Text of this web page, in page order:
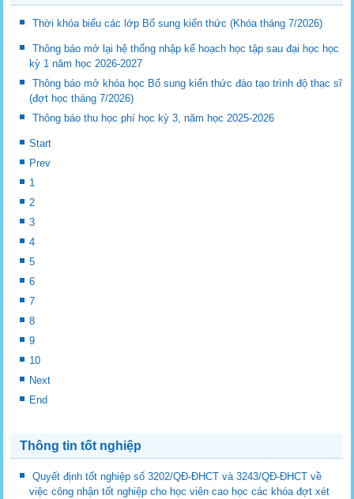
Thời khóa biểu các lớp Bổ sung kiến thức (Khóa tháng 7/2026)
Thông báo mở lại hệ thống nhập kế hoạch học tập sau đại học học
kỳ 1 năm học 2026-2027
Thông báo mở khóa học Bổ sung kiến thức đào tạo trình độ thạc sĩ
(đợt học tháng 7/2026)
Thông báo thu học phí học kỳ 3, năm học 2025-2026
Start
Prev
1
2
3
4
5
6
7
8
9
10
Next
End
Thông tin tốt nghiệp
Quyết định tốt nghiệp số 3202/QĐ-ĐHCT và 3243/QĐ-ĐHCT về
việc công nhận tốt nghiệp cho học viên cao học các khóa đợt xét